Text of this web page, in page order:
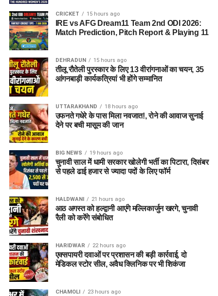
CRICKET 15 hours ago
IRE vs AFG Dream11 Team 2nd ODI 2026:
Match Prediction, Pitch Report & Playing 11
DEHRADUN 15 hours ago
तीलू रौतेली पुरस्कार के लिए 13 वीरांगनाओं का चयन, 35
आंगनबाड़ी कार्यकत्रियां भी होंगे सम्मानित
UTTARAKHAND 18 hours ago
उफनते गधेरे के पास मिला नवजात!, रोने की आवाज सुनाई
देने पर बची मासूम की जान
BIG NEWS 19 hours ago
चुनावी साल में धामी सरकार खोलेगी भर्ती का पिटारा, दिसंबर
से पहले ढाई हजार से ज्यादा पदों के लिए फॉर्म
HALDWANI 21 hours ago
आठ अगस्त को हल्द्वानी आएंगे मल्लिकार्जुन खरगे, चुनावी
रैली को करेंगे संबोधित
HARIDWAR 22 hours ago
एक्सपायरी दवाओं पर प्रशासन की बड़ी कार्रवाई, दो
मेडिकल स्टोर सील, अवैध क्लिनिक पर भी शिकंजा
CHAMOLI 23 hours ago